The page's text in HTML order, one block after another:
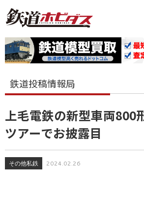
鉄道投稿情報局
上毛電鉄の新型車両800
ツアーでお披露目
その他私鉄 2024.02.26